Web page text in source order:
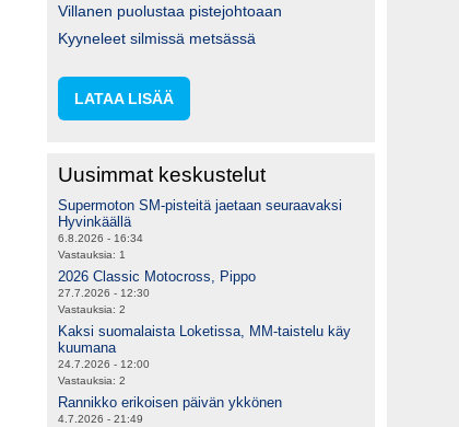
Villanen puolustaa pistejohtoaan
Kyyneleet silmissä metsässä
LATAA LISÄÄ
Uusimmat keskustelut
Supermoton SM-pisteitä jaetaan seuraavaksi
Hyvinkäällä
6.8.2026 - 16:34
Vastauksia: 1
2026 Classic Motocross, Pippo
27.7.2026 - 12:30
Vastauksia: 2
Kaksi suomalaista Loketissa, MM-taistelu käy
kuumana
24.7.2026 - 12:00
Vastauksia: 2
Rannikko erikoisen päivän ykkönen
4.7.2026 - 21:49